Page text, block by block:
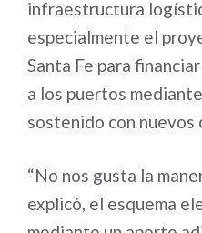
infraestructura
especialmente el
Santa Fe para
a los puertos
sostenido con nuevos
“No nos gusta la
explicó, el esquema